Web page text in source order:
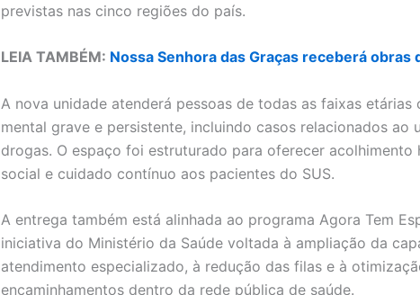
previstas nas cinco regiões do país.
LEIA TAMBÉM: Nossa Senhora das Graças receberá obras
A nova unidade atenderá pessoas de todas as faixas etárias
mental grave e persistente, incluindo casos relacionados ao
drogas. O espaço foi estruturado para oferecer acolhimento
social e cuidado contínuo aos pacientes do SUS.
A entrega também está alinhada ao programa Agora Tem
iniciativa do Ministério da Saúde voltada à ampliação da
atendimento especializado, à redução das filas e à
encaminhamentos dentro da rede pública de saúde.